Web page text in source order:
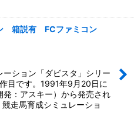
箱説有 FCファミコン
ーション「ダビスタ」シリー
目です。1991年9月20日に
発：アスキー）から発売され
走馬育成シミュレーショ